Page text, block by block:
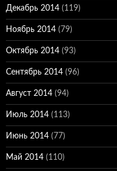
Декабрь 2014 (119)
Ноябрь 2014 (79)
Октябрь 2014 (93)
Сентябрь 2014 (96)
Август 2014 (94)
Июль 2014 (113)
Июнь 2014 (77)
Май 2014 (110)